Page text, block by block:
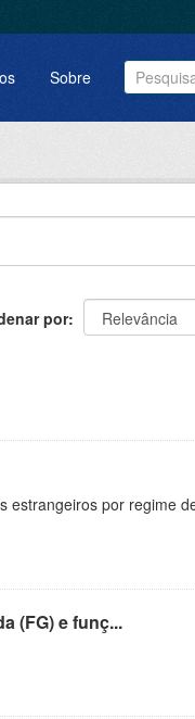
Sobre
por
estrangeiros por regime
(FG) e funç...